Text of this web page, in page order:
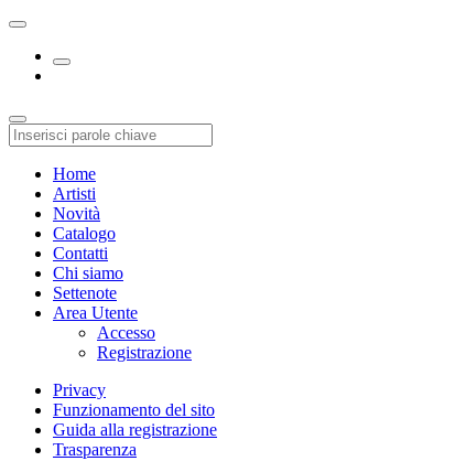
Home
Artisti
Novità
Catalogo
Contatti
Chi siamo
Settenote
Area Utente
Accesso
Registrazione
Privacy
Funzionamento del sito
Guida alla registrazione
Trasparenza